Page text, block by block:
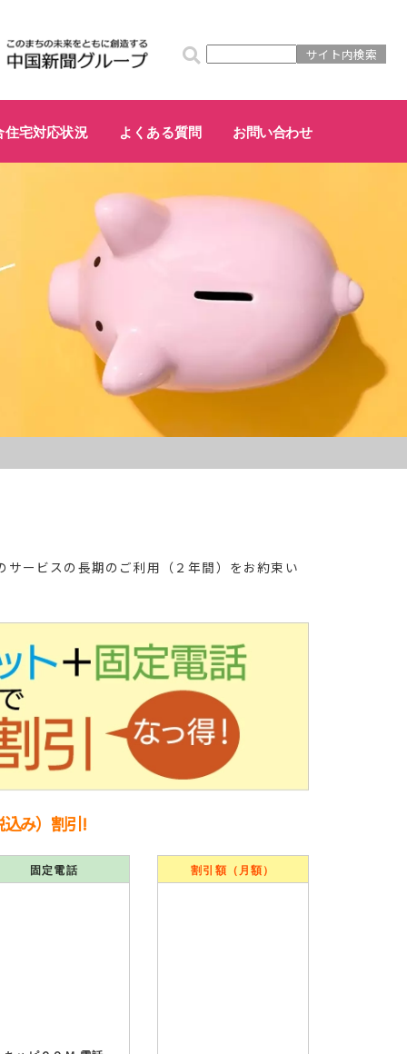
住宅対応状況 よくある質問 お問い合わせ
ービスの長期のご利用（２年間）をお約束い
込み）割引!
固定電話 割引額（月額）